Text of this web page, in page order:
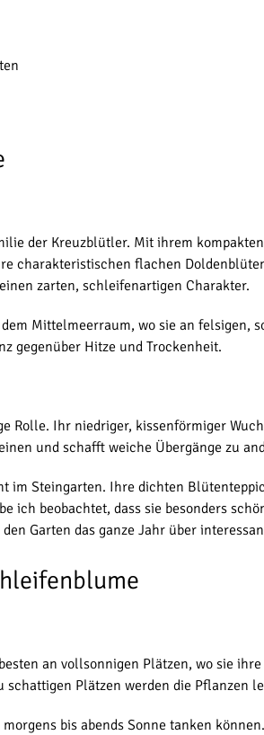
der Kreuzblütler. Mit ihrem
charakteristischen flachen
zarten, schleifenartigen Charakter.
Mittelmeerraum, wo sie an
gegenüber Hitze und Trockenheit.
Rolle. Ihr niedriger, kissenförmiger
und schafft weiche Übergänge zu
Steingarten. Ihre dichten
ich beobachtet, dass sie besonders
Garten das ganze Jahr über
an vollsonnigen Plätzen, wo sie
Plätzen werden die
bis abends Sonne tanken